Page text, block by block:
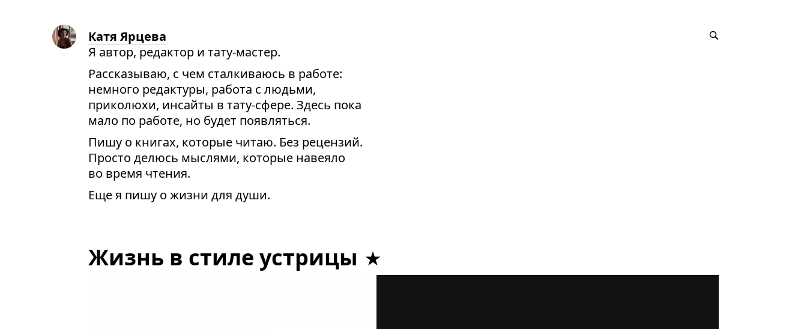
Катя Ярцева
Я автор, редактор и тату-мастер.
Рассказываю, с чем сталкиваюсь в работе:
немного редактуры, работа с людьми,
приколюхи, инсайты в тату-сфере. Здесь пока
мало по работе, но будет появляться.
Пишу о книгах, которые читаю. Без рецензий.
Просто делюсь мыслями, которые навеяло
во время чтения.
Еще я пишу о жизни для души.
Жизнь в стиле устрицы